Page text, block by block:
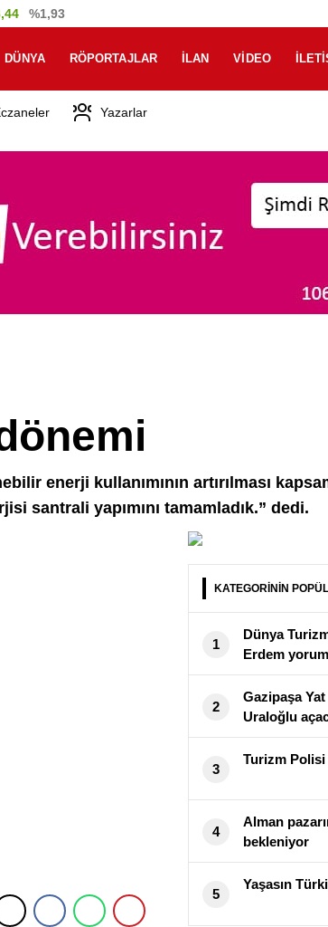
%1,93
DÜNYA RÖPORTAJLAR İLAN VIDEO
Yazarlar
enerji kullanımının artırılması
santrali yapımını tamamladık.” dedi.
KATEGORİNİN
1
Dünya
Erdem
2
Gazipaşa Yat
Uraloğlu
3
Turizm
4
Alman
bekleniyor
5
Yaşasın